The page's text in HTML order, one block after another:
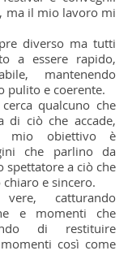
ma il mio lavoro mi
diverso ma tutti
a essere rapido,
mantenendo
pulito e coerente.
qualcuno che
di ciò che accade,
mio obiettivo è
che parlino da
spettatore a ciò che
e sincero.
catturando
e momenti che
di restituire
così come